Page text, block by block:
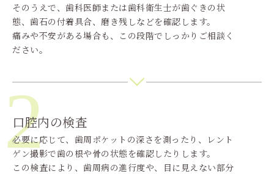
そのうえで、歯科医師または歯科衛生士が歯ぐきの状
態、歯石の付着具合、磨き残しなどを確認します。
痛みや不安がある場合も、この段階でしっかりご相談く
ださい。
2
口腔内の検査
必要に応じて、歯周ポケットの深さを測ったり、レント
ゲン撮影で歯の根や骨の状態を確認したりします。
この検査により、歯周病の進行度や、目に見えない部分